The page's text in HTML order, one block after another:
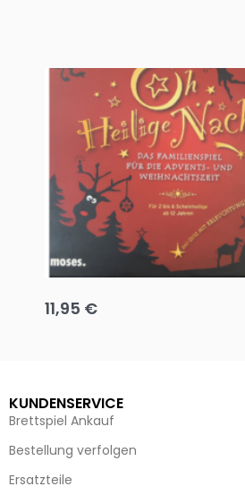
Oh, heilige Nacht!
11,95 €
KUNDENSERVICE
Brettspiel Ankauf
Bestellung verfolgen
Ersatzteile